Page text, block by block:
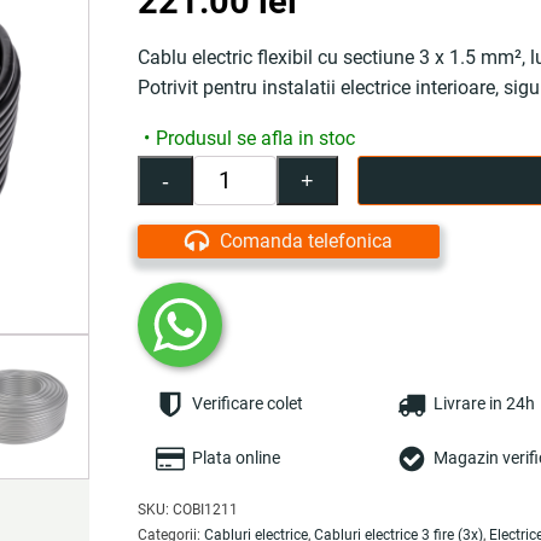
Cablu electric flexibil cu sectiune 3 x 1.5 mm²,
Potrivit pentru instalatii electrice interioare,
Produsul se afla in stoc
-
Cantitate
Cablu
electric
3x1.5
100
m,
negru,
flexibil
izolație
manta
PVC,
+
Comanda telefonica
Verificare colet Livrare in 24h
Plata online Magazin
SKU: COBI1211
Categorii: Cabluri electrice, Cabluri electrice 3 fire (3x),